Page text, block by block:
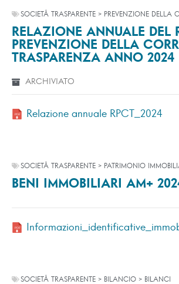
SOCIETÀ TRASPARENTE > PREVENZIONE DELLA
RELAZIONE ANNUALE DEL
PREVENZIONE DELLA
TRASPARENZA ANNO 2024
ARCHIVIATO
Relazione annuale RPCT_2024
SOCIETÀ TRASPARENTE > PATRIMONIO
BENI IMMOBILIARI AM+
SOCIETÀ TRASPARENTE > BILANCIO > BILANCI